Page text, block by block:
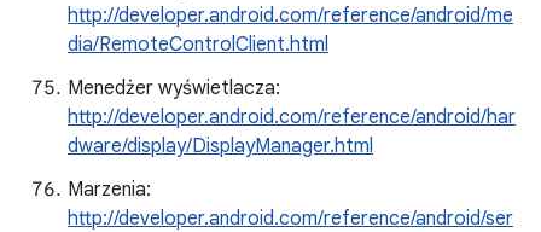
http://developer.android.com/reference/android/me
dia/RemoteControlClient.html
Menedżer wyświetlacza:
http://developer.android.com/reference/android/har
dware/display/DisplayManager.html
Marzenia:
http://developer.android.com/reference/android/ser